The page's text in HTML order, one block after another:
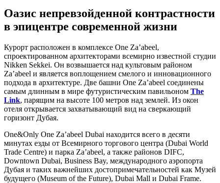
Оазис непревзойденной контрастности
в эпицентре современной жизни
Курорт расположен в комплексе One Za’abeel,
спроектированном архитекторами всемирно известной студии
Nikken Sekkei. Он возвышается над культовым районом
Za’abeel и является воплощением смелого и инновационного
подхода в архитектуре. Две башни One Za’abeel соединены
самым длинным в мире футуристическим павильоном The
Link, парящим на высоте 100 метров над землей. Из окон
отеля открывается захватывающий вид на сверкающий
горизонт Дубая.
One&Only One Za’abeel Dubai находится всего в десяти
минутах езды от Всемирного торгового центра (Dubai World
Trade Centre) и парка Za’abeel, а также районов DIFC,
Downtown Dubai, Business Bay, международного аэропорта
Дубая и таких важнейших достопримечательностей как Музей
будущего (Museum of the Future), Dubai Mall и Dubai Frame.